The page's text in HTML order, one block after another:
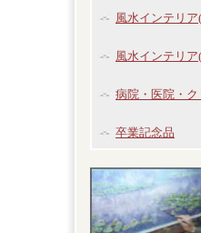
風水インテリア
風水インテリ
病院・医院・ク
卒業記念品